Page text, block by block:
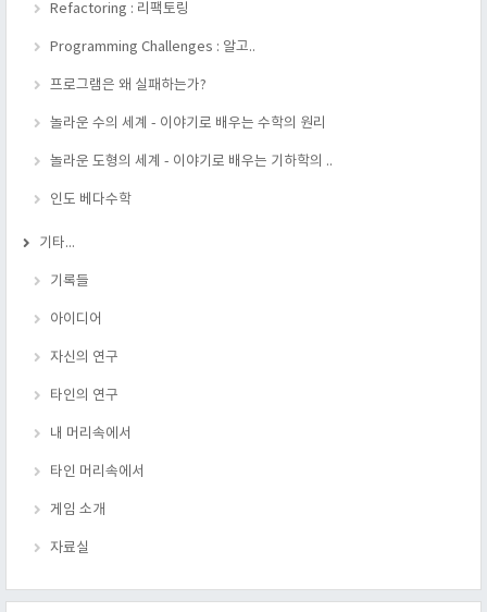
Refactoring : 리팩토링
Programming Challenges : 알고..
프로그램은 왜 실패하는가?
놀라운 수의 세계 - 이야기로 배우는 수학의 원리
놀라운 도형의 세계 - 이야기로 배우는 기하학의 ..
인도 베다수학
기타...
기록들
아이디어
자신의 연구
타인의 연구
내 머리속에서
타인 머리속에서
게임 소개
자료실